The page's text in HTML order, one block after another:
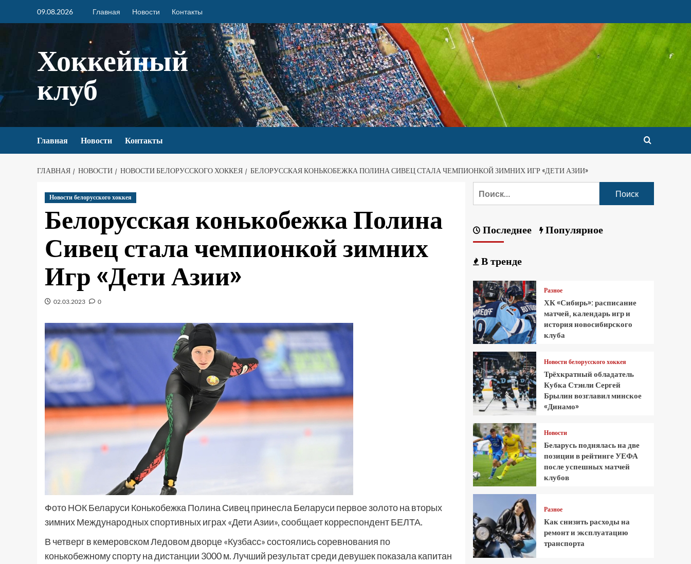
09.08.2026 Главная Новости Контакты
Хоккейный
клуб
Главная Новости Контакты
ГЛАВНАЯ НОВОСТИ НОВОСТИ БЕЛОРУССКОГО ХОККЕЯ БЕЛОРУССКАЯ КОНЬКОБЕЖКА ПОЛИНА СИВЕЦ СТАЛА ЧЕМПИОНКОЙ ЗИМНИХ ИГР «ДЕТИ АЗИИ»
Новости белорусского хоккея
Белорусская конькобежка Полина
Сивец стала чемпионкой зимних
Игр «Дети Азии»
02.03.2023 0
Фото НОК Беларуси Конькобежка Полина Сивец принесла Беларуси первое золото на вторых
зимних Международных спортивных играх «Дети Азии», сообщает корреспондент БЕЛТА.
В четверг в кемеровском Ледовом дворце «Кузбасс» состоялись соревнования по
конькобежному спорту на дистанции 3000 м. Лучший результат среди девушек показала капитан
Последнее Популярное
В тренде
Разное
ХК «Сибирь»: расписание
матчей, календарь игр и
история новосибирского
клуба
Новости белорусского хоккея
Трёхкратный обладатель
Кубка Стэнли Сергей
Брылин возглавил минское
«Динамо»
Новости
Беларусь поднялась на две
позиции в рейтинге УЕФА
после успешных матчей
клубов
Разное
Как снизить расходы на
ремонт и эксплуатацию
транспорта